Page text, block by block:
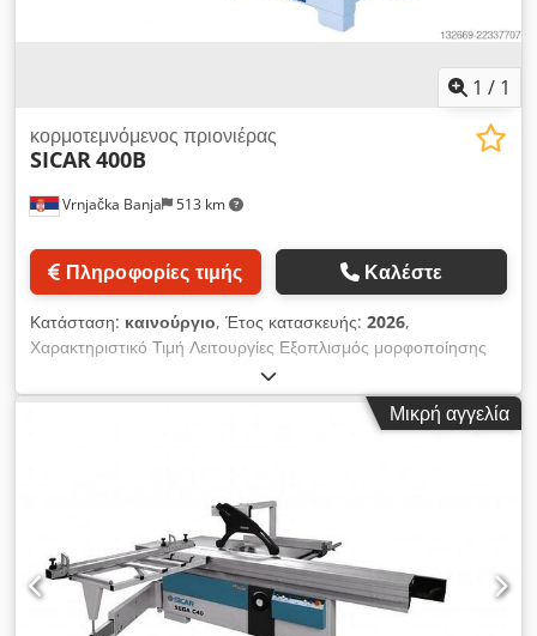
1 / 1
Vrnjačka Banja 513 km
κορμοτεμνόμενος πριονιέρας
SICAR400B
Πληροφορίες τιμής Καλέστε
Κατάσταση: καινούργιο, Έτος κατασκευής: 2026,
Χαρακτηριστικό Τιμή Λειτουργίες Εξοπλισμός μορφοποίησης
με κινούμενο τραπέζι + Φρέζα Κινητήρας 3,0 kW (προαιρετικά
4,0 kW) Τροφοδοσία 400 V, τριφασικό (προαιρετικά 230 V)
Διάμετρος πριονιού 300 mm Διάμετρος οπής πριονιού 30 mm
προπριονιού 7000 σ.π.μ. Dkodpezl Agnefx Ambsr Μέγιστο
ύψος κοπής στις 90° 100 mm Μέγιστο ύψος κοπής στις 45°
75 mm Κλίση πριονιού 0–45° Μέγιστο πλάτος κοπής με
παράλληλο οδηγό 1250 mm Διαστάσεις κινούμενου τραπεζιού
2200 × 315 mm Διαδρομή κινούμενου τραπεζιού 2200 mm
Εργονομικό τραπέζι 1280 × 1112 mm Βάρος 430 kg
Μικρή αγγελία